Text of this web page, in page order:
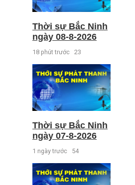
Thời sự Bắc Ninh
ngày 08-8-2026
18 phút trước 23
Thời sự Bắc Ninh
ngày 07-8-2026
1 ngày trước 54